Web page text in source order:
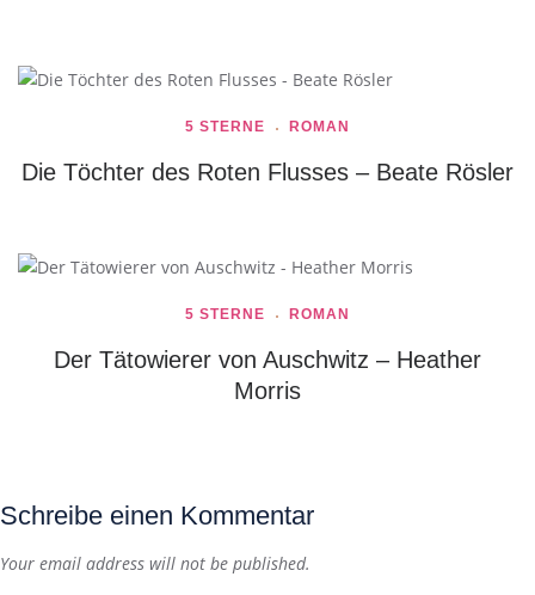
5 STERNE ROMAN
Die Töchter des Roten Flusses – Beate Rösler
5 STERNE ROMAN
Der Tätowierer von Auschwitz – Heather
Morris
Schreibe einen Kommentar
Your email address will not be published.